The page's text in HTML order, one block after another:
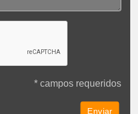
* campos requeridos